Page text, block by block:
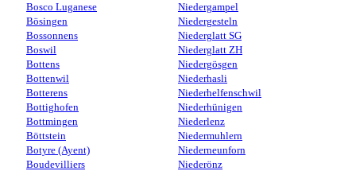
Bosco Luganese
Bösingen
Bossonnens
Boswil
Bottens
Bottenwil
Botterens
Bottighofen
Bottmingen
Böttstein
Botyre (Ayent)
Boudevilliers
Niedergampel
Niedergesteln
Niederglatt SG
Niederglatt ZH
Niedergösgen
Niederhasli
Niederhelfenschwil
Niederhünigen
Niederlenz
Niedermuhlern
Niederneunforn
Niederönz